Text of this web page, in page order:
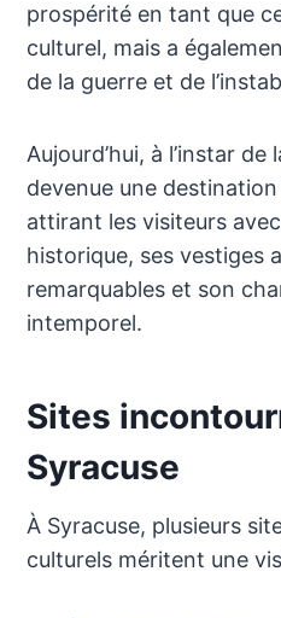
prospérité en tant que
culturel, mais a
de la guerre et de
Aujourd’hui, à l’instar de
devenue une
attirant les visiteurs
historique, ses vestiges
remarquables et son
intemporel.
Sites
Syracuse
À Syracuse, plusieurs
culturels méritent une